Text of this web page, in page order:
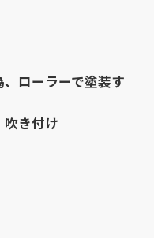
ローラーで塗装す
吹き付け